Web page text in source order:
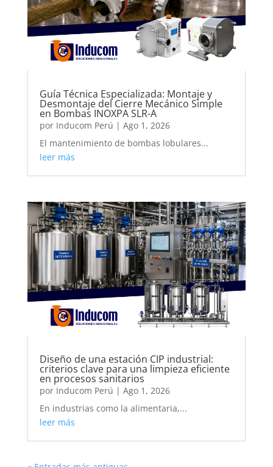
Guía Técnica Especializada: Montaje y
Desmontaje del Cierre Mecánico Simple
en Bombas INOXPA SLR-A
por Inducom Perú | Ago 1, 2026
El mantenimiento de bombas lobulares...
leer más
Diseño de una estación CIP industrial:
criterios clave para una limpieza eficiente
en procesos sanitarios
por Inducom Perú | Ago 1, 2026
En industrias como la alimentaria,...
leer más